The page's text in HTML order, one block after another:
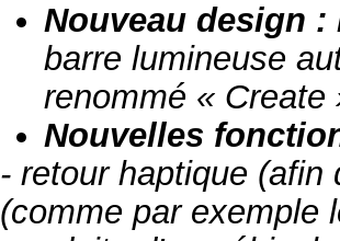
Nouveau design :
barre lumineuse
renommé « Create
Nouvelles
- retour haptique
(comme par exemple